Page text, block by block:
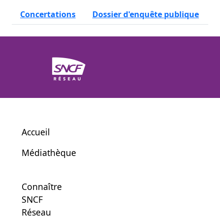
Concertations
Dossier d'enquête publique
Accueil
Médiathèque
Connaître
SNCF
Réseau